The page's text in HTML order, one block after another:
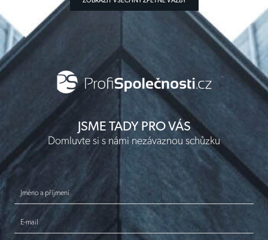
JSME TADY PRO VÁS
Domluvte si s námi nezávaznou schůzku
Jméno a příjmení
E-mail